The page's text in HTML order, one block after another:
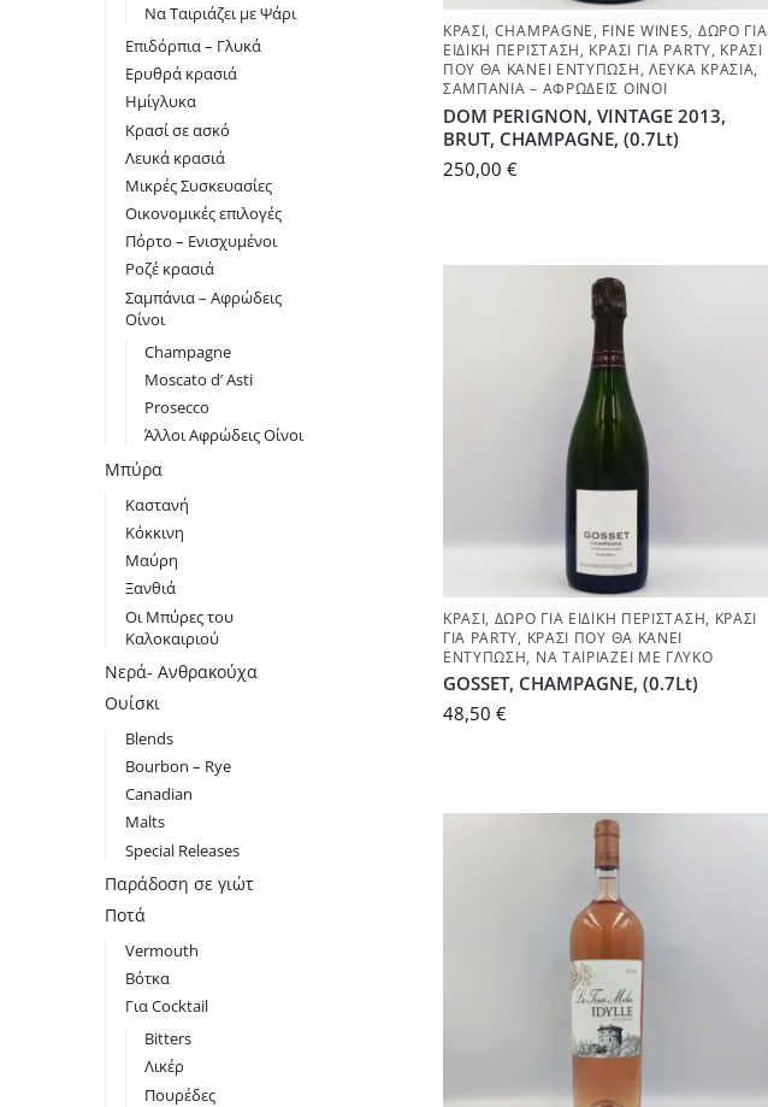
ΚΡΑΣΊ, CHAMPAGNE , FINE WINES, ΔΏΡΟ ΓΙΑ
ΕΙΔΙΚΉ ΠΕΡΊΣΤΑΣΗ , ΚΡΑΣΊ ΓΙΑ PARTY, ΚΡΑΣΊ
ΠΟΥ ΘΑ ΚΆΝΕΙ ΕΝΤΎΠΩΣΗ , ΛΕΥΚΆ ΚΡΑΣΙΆ,
ΣΑΜΠΆΝΙΑ – ΑΦΡΏΔΕΙΣ ΟΊΝΟΙ
DOM PERIGNON, VINTAGE 2013,
BRUT, CHAMPAGNE, (0.7Lt)
250,00 €
ΚΡΑΣΊ ΔΏΡΟ ΓΙΑ ΕΙΔΙΚΉ ΠΕΡΊΣΤΑΣΗ
ΚΡΑΣΊ
ΓΙΑ PARTY
ΚΡΑΣΊ ΠΟΥ ΘΑ ΚΆΝΕΙ
ΕΝΤΎΠΩΣΗ
ΝΑ ΤΑΙΡΙΆΖΕΙ ΜΕ ΓΛΥΚΌ
GOSSET, CHAMPAGNE, (0.7Lt)
48,50 €
Να Ταιριάζει με Ψάρι
Επιδόρπια – Γλυκά
Ερυθρά κρασιά
Ημίγλυκα
Κρασί σε ασκό
Λευκά κρασιά
Μικρές Συσκευασίες
Οικονομικές επιλογές
Πόρτο – Ενισχυμένοι
Ροζέ κρασιά
Σαμπάνια – Αφρώδεις
Οίνοι
Champagne
Moscato d’ Asti
Prosecco
Άλλοι Αφρώδεις Οίνοι
Μπύρα
Καστανή
Κόκκινη
Μαύρη
Ξανθιά
Οι Μπύρες του
Καλοκαιριού
Νερά- Ανθρακούχα
Ουίσκι
Blends
Bourbon – Rye
Canadian
Malts
Special Releases
Παράδοση σε γιώτ
Ποτά
Vermouth
Βότκα
Για Cocktail
Bitters
Λικέρ
Πουρέδες